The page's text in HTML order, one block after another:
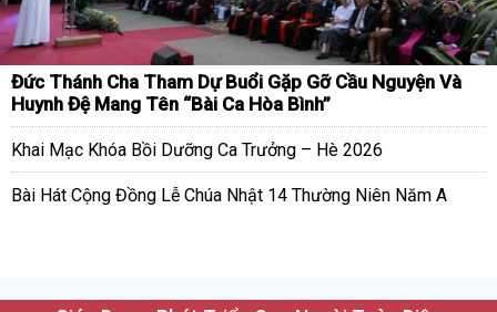
Đức Thánh Cha Tham Dự Buổi Gặp Gỡ Cầu Nguyện Và
Huynh Đệ Mang Tên “Bài Ca Hòa Bình”
Khai Mạc Khóa Bồi Dưỡng Ca Trưởng – Hè 2026
Bài Hát Cộng Đồng Lễ Chúa Nhật 14 Thường Niên Năm A